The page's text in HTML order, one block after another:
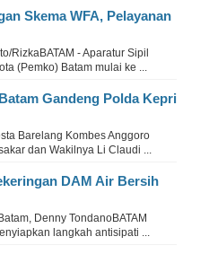
Skema WFA, Pelayanan
RizkaBATAM - Aparatur Sipil
(Pemko) Batam mulai ke ...
Gandeng Polda Kepri
Barelang Kombes Anggoro
dan Wakilnya Li Claudi ...
DAM Air Bersih
Denny TondanoBATAM
langkah antisipati ...